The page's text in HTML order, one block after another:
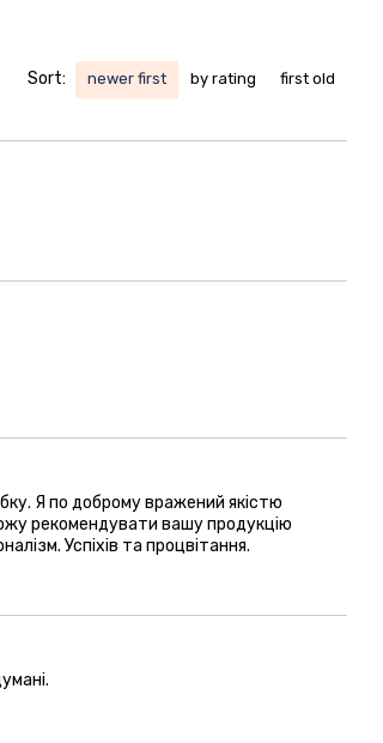
Sort: newer first by rating first old
Я по доброму вражений якістю
рекомендувати вашу продукцію
Успіхів та процвітання.